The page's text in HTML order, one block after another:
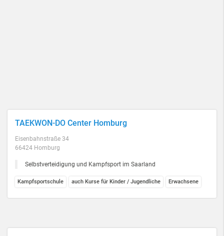
TAEKWON-DO Center Homburg
Eisenbahnstraße 34
66424 Homburg
Selbstverteidigung und Kampfsport im Saarland
Kampfsportschule auch Kurse für Kinder / Jugendliche Erwachsene